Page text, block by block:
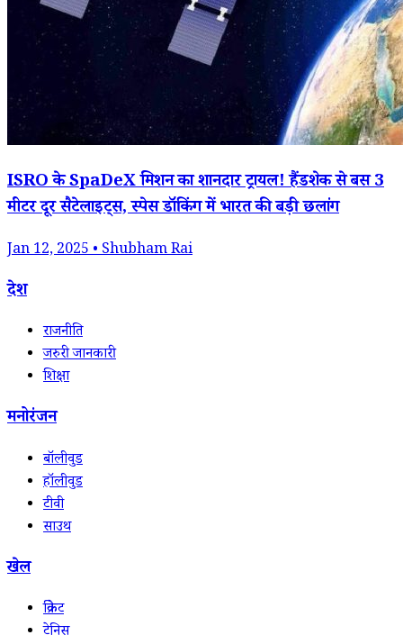
ISRO के SpaDeX मिशन का शानदार ट्रायल! हैंडशेक से बस 3
मीटर दूर सैटेलाइट्स, स्पेस डॉकिंग में भारत की बड़ी छलांग
Jan 12, 2025 • Shubham Rai
देश
राजनीति
जरुरी जानकारी
शिक्षा
मनोरंजन
बॉलीवुड
हॉलीवुड
टीवी
साउथ
खेल
क्रिकेट